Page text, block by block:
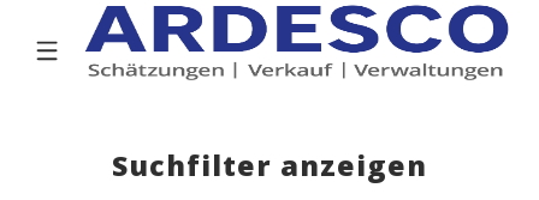
Suchfilter anzeigen